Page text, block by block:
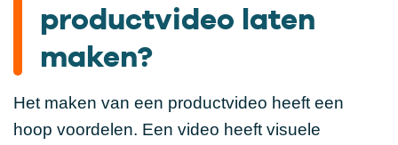
productvideo laten
maken?
Het maken van een productvideo heeft een
hoop voordelen. Een video heeft visuele